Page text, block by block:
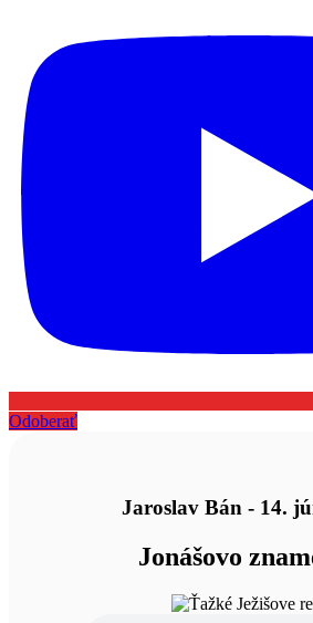
Odoberať
Jaroslav Bán - 14.
Jonášovo